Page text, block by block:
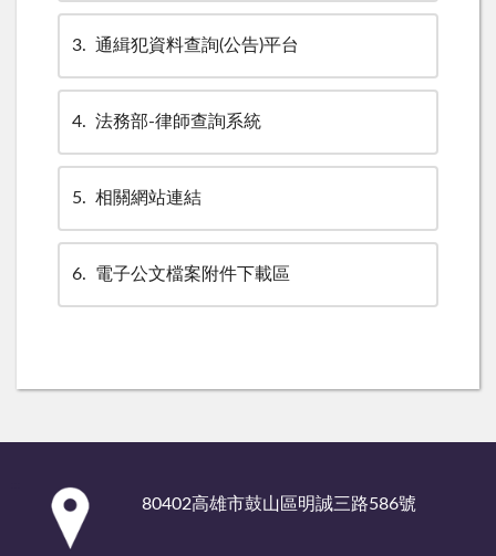
3 通緝犯資料查詢(公告)平台
4 法務部-律師查詢系統
5 相關網站連結
6 電子公文檔案附件下載區
80402高雄市鼓山區明誠三路586號